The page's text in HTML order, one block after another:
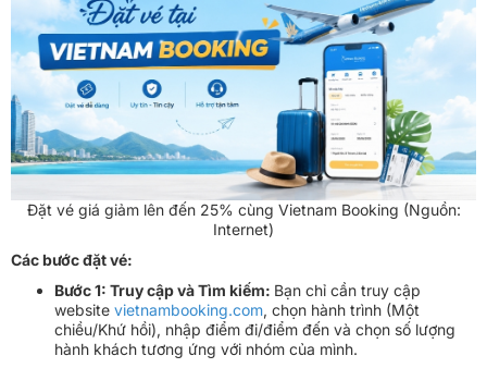
Đặt vé giá giảm lên đến 25% cùng Vietnam Booking (Nguồn:
Internet)
Các bước đặt vé:
Bước 1: Truy cập và Tìm kiếm: Bạn chỉ cần truy cập
website vietnambooking.com, chọn hành trình (Một
chiều/Khứ hồi), nhập điểm đi/điểm đến và chọn số lượng
hành khách tương ứng với nhóm của mình.